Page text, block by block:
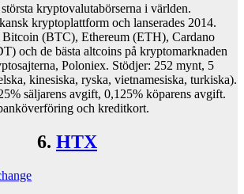
kryptovalutabörserna i världen.
kryptoplattform och lanserades 2014.
(BTC), Ethereum (ETH), Cardano
och de bästa altcoins på kryptomarknaden
Poloniex. Stödjer: 252 mynt, 5
kinesiska, ryska, vietnamesiska, turkiska).
säljarens avgift, 0,125% köparens avgift.
och kreditkort.
6. HTX